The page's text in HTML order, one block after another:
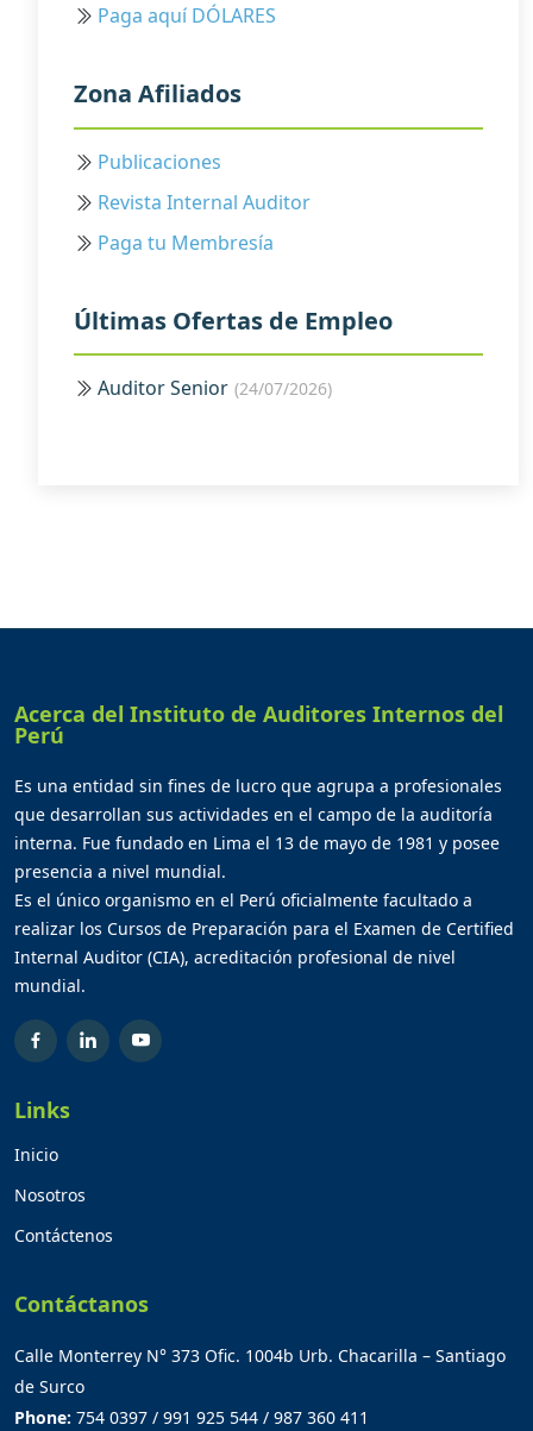
Paga aquí DÓLARES
Zona Afiliados
Publicaciones
Revista Internal Auditor
Paga tu Membresía
Últimas Ofertas de Empleo
Auditor Senior (24/07/2026)
Acerca del Instituto de Auditores Internos del
Perú
Es una entidad sin fines de lucro que agrupa a profesionales
que desarrollan sus actividades en el campo de la auditoría
interna. Fue fundado en Lima el 13 de mayo de 1981 y posee
presencia a nivel mundial.
Es el único organismo en el Perú oficialmente facultado a
realizar los Cursos de Preparación para el Examen de Certified
Internal Auditor (CIA), acreditación profesional de nivel
mundial.
Links
Inicio
Nosotros
Contáctenos
Contáctanos
Calle Monterrey N° 373 Ofic. 1004b Urb. Chacarilla – Santiago
de Surco
Phone: 754 0397 / 991 925 544 / 987 360 411